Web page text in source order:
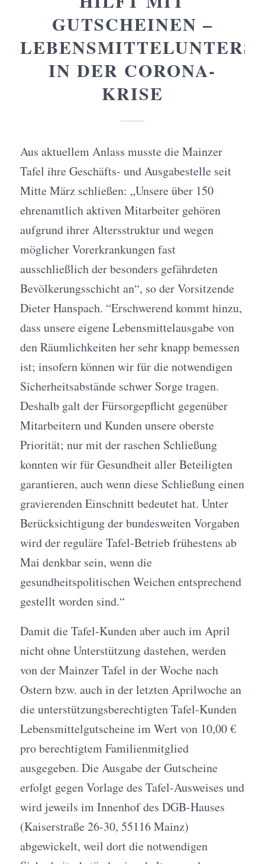
GUTSCHEINEN –
IN DER CORONA-
KRISE
Aus aktuellem Anlass musste die Mainzer
Tafel ihre Geschäfts- und Ausgabestelle seit
Mitte März schließen: „Unsere über 150
ehrenamtlich aktiven Mitarbeiter gehören
aufgrund ihrer Altersstruktur und wegen
möglicher Vorerkrankungen fast
ausschließlich der besonders gefährdeten
Bevölkerungsschicht an“, so der Vorsitzende
Dieter Hanspach. “Erschwerend kommt hinzu,
dass unsere eigene Lebensmittelausgabe von
den Räumlichkeiten her sehr knapp bemessen
ist; insofern können wir für die notwendigen
Sicherheitsabstände schwer Sorge tragen.
Deshalb galt der Fürsorgepflicht gegenüber
Mitarbeitern und Kunden unsere oberste
Priorität; nur mit der raschen Schließung
konnten wir für Gesundheit aller Beteiligten
garantieren, auch wenn diese Schließung einen
gravierenden Einschnitt bedeutet hat. Unter
Berücksichtigung der bundesweiten Vorgaben
wird der reguläre Tafel-Betrieb frühestens ab
Mai denkbar sein, wenn die
gesundheitspolitischen Weichen entsprechend
gestellt worden sind.“
Damit die Tafel-Kunden aber auch im April
nicht ohne Unterstützung dastehen, werden
von der Mainzer Tafel in der Woche nach
Ostern bzw. auch in der letzten Aprilwoche an
die unterstützungsberechtigten Tafel-Kunden
Lebensmittelgutscheine im Wert von 10,00 €
pro berechtigtem Familienmitglied
ausgegeben. Die Ausgabe der Gutscheine
erfolgt gegen Vorlage des Tafel-Ausweises und
wird jeweils im Innenhof des DGB-Hauses
(Kaiserstraße 26-30, 55116 Mainz)
abgewickelt, weil dort die notwendigen